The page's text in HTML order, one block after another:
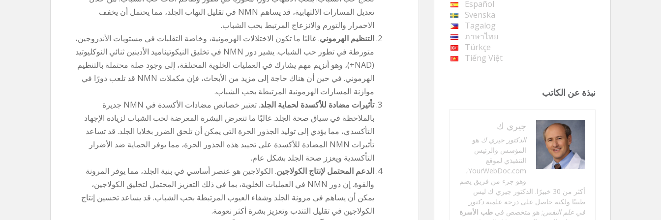
تعديل المسارات الالتهابية، قد يساهم NMN في تقليل التهاب الجلد، مما يحتمل أن يخفف
الاحمرار والتورم والانزعاج المرتبط بحب الشباب.
التنظيم الهرموني. غالبًا ما تكون الاختلالات الهرمونية، وخاصة التقلبات في مستويات الأندروجين،
متورطة في تطور حب الشباب. يشير دور NMN في تخليق النيكوتيناميد الأدينين ثنائي النوكليوتيد
(NAD+)، وهو أنزيم مهم يشارك في العمليات الخلوية المختلفة، إلى وجود صلة محتملة بالتنظيم
الهرموني. في حين أن هناك حاجة إلى مزيد من الأبحاث، فإن مكملات NMN قد تلعب دورًا في
موازنة المسارات الهرمونية المرتبطة بحب الشباب.
تأثيرات مضادة للأكسدة لحماية الجلد
. تعتبر خصائص مضادات الأكسدة في NMN جديرة
بالملاحظة في سياق صحة الجلد. غالبًا ما تتعرض البشرة المعرضة لحب الشباب لزيادة الإجهاد
التأكسدي، مما يؤدي إلى توليد الجذور الحرة التي يمكن أن تلحق الضرر بخلايا الجلد. قد تساعد
تأثيرات NMN المضادة للأكسدة على تحييد هذه الجذور الحرة، مما يوفر الحماية ضد الأضرار
التأكسدية ويعزز صحة الجلد بشكل عام.
الدعم المحتمل لإنتاج الكولاجين. الكولاجين هو عنصر أساسي في بنية الجلد، مما يوفر المرونة
والقوة. إن دور NMN في العمليات الخلوية، بما في ذلك التعزيز المحتمل لتخليق الكولاجين،
يمكن أن يساهم في مرونة الجلد وشفاء العيوب المرتبطة بحب الشباب. قد يساعد تحسين إنتاج
الكولاجين في تقليل التندب وتعزيز بشرة أكثر نعومة.
Español
Svenska
Tagalog
ภาษาไทย
Türkçe
Tiếng Việt
نبذة عن الكاتب
جيري ك
الدكتور جيري ك هو
المؤسس والرئيس
التنفيذي لموقع
YourWebDoc.com،
وهو جزء من فريق يضم
أكثر من 30 خبيرًا. الدكتور جيري ك ليس
طبيبًا ولكنه حاصل على درجة علمية دكتور
في علم النفس; هو متخصص في طب الأسرة